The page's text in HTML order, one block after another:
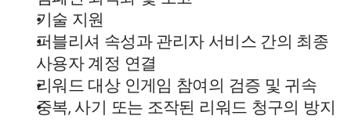
기술 지원
퍼블리셔 속성과 관리자 서비스 간의 최종
사용자 계정 연결
리워드 대상 인게임 참여의 검증 및 귀속
중복, 사기 또는 조작된 리워드 청구의 방지